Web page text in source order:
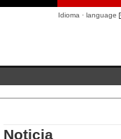
Idioma · language
Noticia